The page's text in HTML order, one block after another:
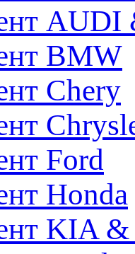
AUDI
BMW
Chery
Ford
Honda
KIA